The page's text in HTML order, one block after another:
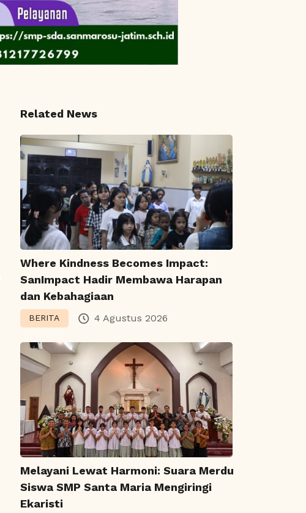
Related News
Where Kindness Becomes Impact:
SanImpact Hadir Membawa Harapan
dan Kebahagiaan
BERITA 4 Agustus 2026
Melayani Lewat Harmoni: Suara Merdu
Siswa SMP Santa Maria Mengiringi
Ekaristi